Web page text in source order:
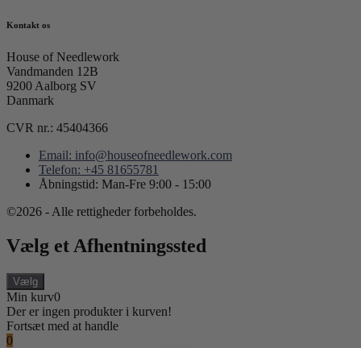
Kontakt os
House of Needlework
Vandmanden 12B
9200 Aalborg SV
Danmark
CVR nr.: 45404366
Email: info@houseofneedlework.com
Telefon: +45 81655781
Åbningstid: Man-Fre 9:00 - 15:00
©2026 - Alle rettigheder forbeholdes.
Vælg et Afhentningssted
Vælg
Min kurv0
Der er ingen produkter i kurven!
Fortsæt med at handle
0